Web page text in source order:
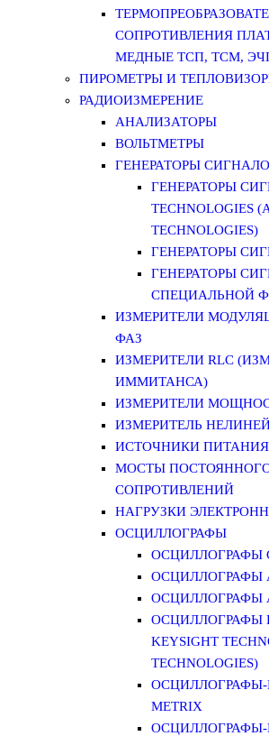
СОПРОТИВЛЕНИЯ
МЕДНЫЕ ТСП, ТСМ,
ПИРОМЕТРЫ И
РАДИОИЗМЕРЕНИЕ
АНАЛИЗАТОРЫ
ВОЛЬТМЕТРЫ
ГЕНЕРАТОРЫ
ГЕНЕРАТОРЫ
TECHNOLOGIES
TECHNOLOGIES)
ГЕНЕРАТОРЫ
ГЕНЕРАТОРЫ
СПЕЦИАЛЬНОЙ
ИЗМЕРИТЕЛИ
ФАЗ
ИЗМЕРИТЕЛИ RLC
ИММИТАНСА)
ИЗМЕРИТЕЛИ
ИЗМЕРИТЕЛЬ
ИСТОЧНИКИ ПИТАНИЯ
МОСТЫ
СОПРОТИВЛЕНИЙ
НАГРУЗКИ
ОСЦИЛЛОГРАФЫ
ОСЦИЛЛОГРАФЫ
ОСЦИЛЛОГРАФЫ
ОСЦИЛЛОГРАФЫ
ОСЦИЛЛОГРАФЫ
KEYSIGHT
TECHNOLOGIES)
METRIX